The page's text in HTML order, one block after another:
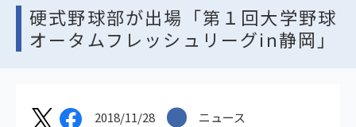
硬式野球部が出場「第１回大学野球
オータムフレッシュリーグin静岡」
2018/11/28 ニュース